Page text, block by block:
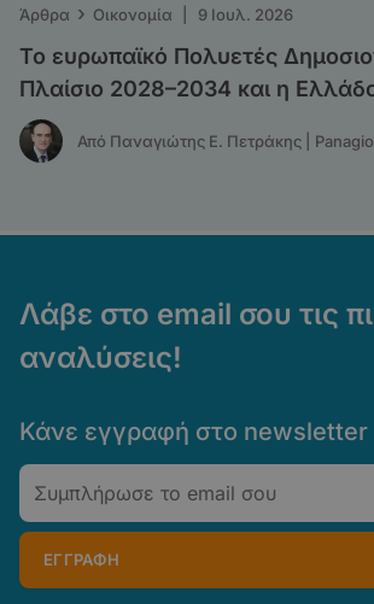
Άρθρα › Οικονομία 9 Ιουλ. 2026
Το ευρωπαϊκό Πολυετές
Πλαίσιο 2028–2034 και η
Από Παναγιώτης Ε. Πετράκης |
Λάβε στο email σου τις
αναλύσεις!
Κάνε εγγραφή στο newsletter
Email
ΕΓΓΡΑΦΗ